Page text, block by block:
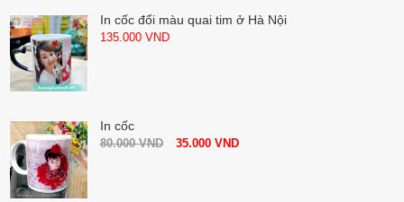
In cốc đổi màu quai tim ở Hà Nội
135.000 VND
In cốc
80.000VND 35.000 VND